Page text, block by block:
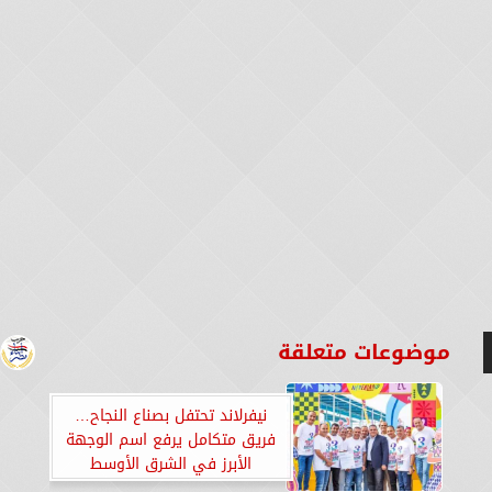
موضوعات متعلقة
نيفرلاند تحتفل بصناع النجاح…
فريق متكامل يرفع اسم الوجهة
الأبرز في الشرق الأوسط